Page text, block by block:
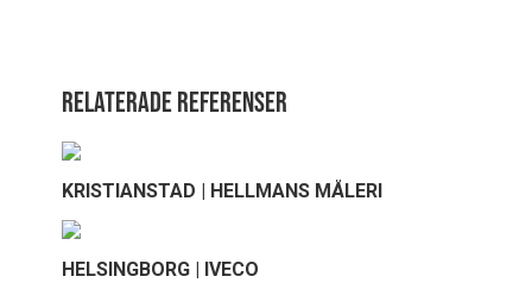
Relaterade referenser
KRISTIANSTAD | HELLMANS MÅLERI
HELSINGBORG | IVECO